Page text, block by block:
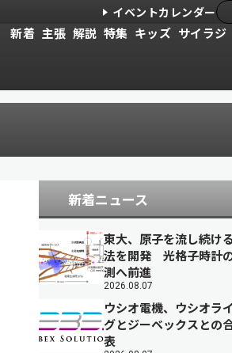
イベントカレンダー
新着 主張 解説 特集 キッズ サイラジ
新着ニュース
東大、原子を流し続け
法を開発 光格子時計
測へ前進
2026.08.07
ウシオ電機、ウシオラ
グとジーベックスとの
表